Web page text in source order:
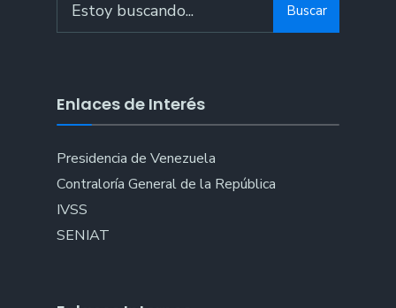
for:
Buscar
Enlaces de Interés
Presidencia de Venezuela
Contraloría General de la República
IVSS
SENIAT